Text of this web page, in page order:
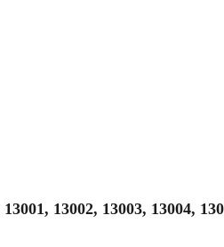
13001, 13002, 13003, 13004,